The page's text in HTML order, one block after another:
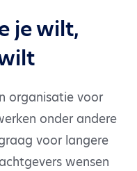
je wilt,
organisatie voor
onder andere
voor langere
wensen